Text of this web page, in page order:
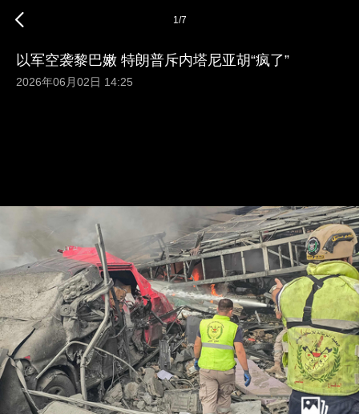
1/7
以军空袭黎巴嫩 特朗普斥内塔尼亚胡“疯了”
2026年06月02日 14:25